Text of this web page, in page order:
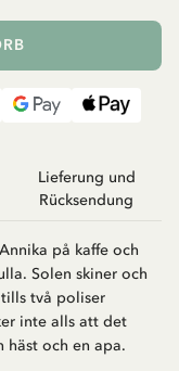
Lieferung und
Rücksendung
på kaffe och
Solen skiner och
två poliser
inte alls att det
häst och en apa.